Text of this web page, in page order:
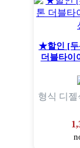
★할인 [두
더블타이
형식 디젤